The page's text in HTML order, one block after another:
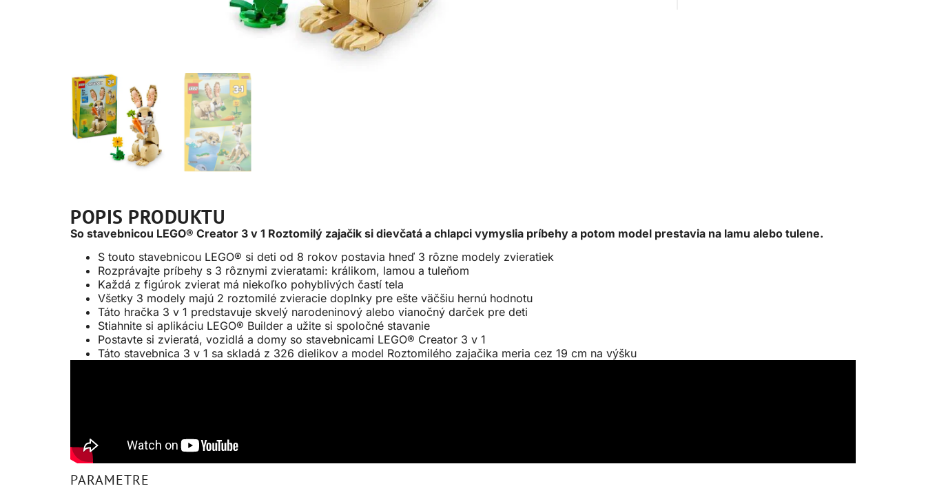
POPIS PRODUKTU
So stavebnicou LEGO® Creator 3 v 1 Roztomilý zajačik si dievčatá a chlapci vymyslia príbehy a potom model prestavia na lamu alebo tulene.
S touto stavebnicou LEGO® si deti od 8 rokov postavia hneď 3 rôzne modely zvieratiek
Rozprávajte príbehy s 3 rôznymi zvieratami: králikom, lamou a tuleňom
Každá z figúrok zvierat má niekoľko pohyblivých častí tela
Všetky 3 modely majú 2 roztomilé zvieracie doplnky pre ešte väčšiu hernú hodnotu
Táto hračka 3 v 1 predstavuje skvelý narodeninový alebo vianočný darček pre deti
Stiahnite si aplikáciu LEGO® Builder a užite si spoločné stavanie
Postavte si zvieratá, vozidlá a domy so stavebnicami LEGO® Creator 3 v 1
Táto stavebnica 3 v 1 sa skladá z 326 dielikov a model Roztomilého zajačika meria cez 19 cm na výšku
PARAMETRE